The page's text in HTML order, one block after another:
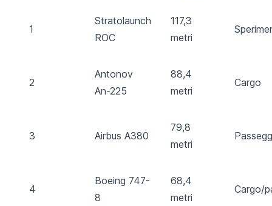
1
Stratolaunch
ROC
117,3
metri
2
Antonov
An-225
88,4
metri
Cargo
3 Airbus A380
79,8
metri
4
Boeing 747-
8
68,4
metri
Cargo/